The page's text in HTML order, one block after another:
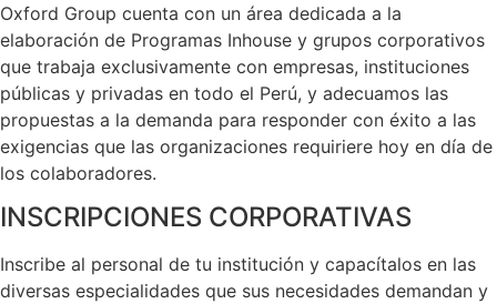
Oxford Group cuenta con un área dedicada a la
elaboración de Programas Inhouse y grupos corporativos
que trabaja exclusivamente con empresas, instituciones
públicas y privadas en todo el Perú, y adecuamos las
propuestas a la demanda para responder con éxito a las
exigencias que las organizaciones requiriere hoy en día de
los colaboradores.
INSCRIPCIONES CORPORATIVAS
Inscribe al personal de tu institución y capacítalos en las
diversas especialidades que sus necesidades demandan y